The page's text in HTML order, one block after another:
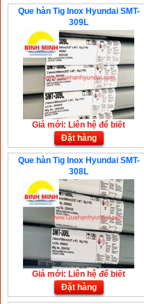
Que hàn Tig Inox Hyundai SMT-
309L
Giá mới: Liên hệ để biết
Đặt hàng
Que hàn Tig Inox Hyundai SMT-
308L
Giá mới: Liên hệ để biết
Đặt hàng